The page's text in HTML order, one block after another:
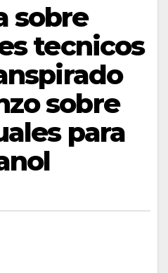
sobre
tecnicos
sobre
para